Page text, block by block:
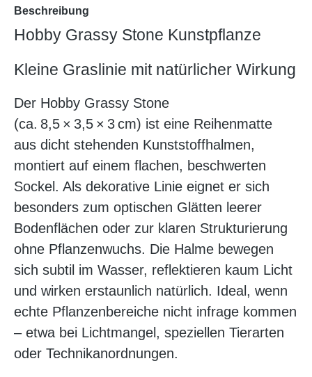
Beschreibung
Hobby Grassy Stone Kunstpflanze
Kleine Graslinie mit natürlicher Wirkung
Der Hobby Grassy Stone
(ca. 8,5 × 3,5 × 3 cm) ist eine Reihenmatte
aus dicht stehenden Kunststoffhalmen,
montiert auf einem flachen, beschwerten
Sockel. Als dekorative Linie eignet er sich
besonders zum optischen Glätten leerer
Bodenflächen oder zur klaren Strukturierung
ohne Pflanzenwuchs. Die Halme bewegen
sich subtil im Wasser, reflektieren kaum Licht
und wirken erstaunlich natürlich. Ideal, wenn
echte Pflanzenbereiche nicht infrage kommen
– etwa bei Lichtmangel, speziellen Tierarten
oder Technikanordnungen.